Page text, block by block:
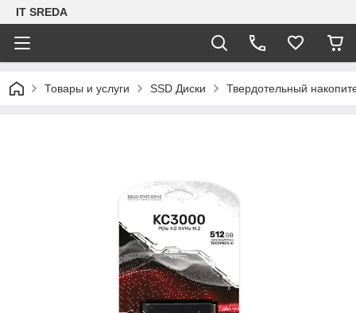
IT SREDA
Товары и услуги SSD Диски Твердотельный